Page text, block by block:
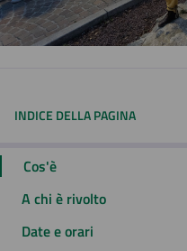
INDICE DELLA PAGINA
Cos'è
A chi è rivolto
Date e orari